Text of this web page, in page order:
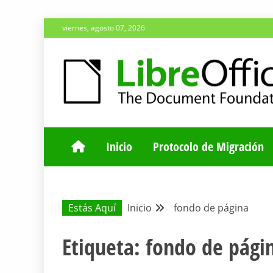
Saltar
al
viernes, agosto 07, 2026
BLOG DE LA
Inicio Protocolo de Migración
Estás Aquí Inicio fondo de página
Etiqueta: fondo de